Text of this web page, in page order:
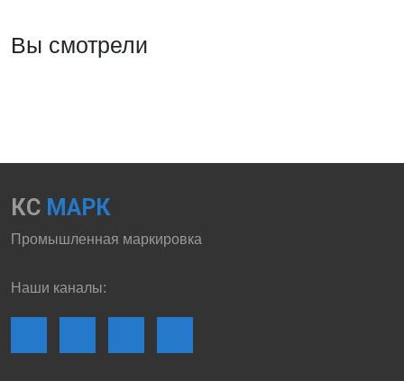
Вы смотрели
КС МАРК
Промышленная маркировка
Наши каналы: